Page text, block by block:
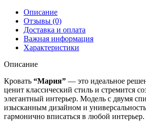
Описание
Отзывы (0)
Доставка и оплата
Важная информация
Характеристики
Описание
Кровать “Мария” — это идеальное
ценит классический стиль и стремится
элегантный интерьер. Модель с двумя
изысканным дизайном и
гармонично вписаться в любой интерьер.